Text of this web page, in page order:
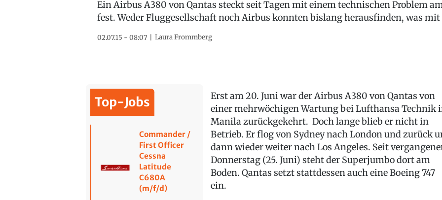
Ein Airbus A380 von Qantas steckt seit Tagen mit einem technischen Problem
fest. Weder Fluggesellschaft noch Airbus konnten bislang herausfinden, was
02.07.15 - 08:07 Laura Frommberg
Top-Jobs
Commander /
First Officer
Cessna
Latitude
C680A
(m/f/d)
Erst am 20. Juni war der Airbus A380 von Qantas von
einer mehrwöchigen Wartung bei Lufthansa Technik
Manila zurückgekehrt. Doch lange blieb er nicht in
Betrieb. Er flog von Sydney nach London und zurück
dann wieder weiter nach Los Angeles. Seit
Donnerstag (25. Juni) steht der Superjumbo dort am
Boden. Qantas setzt stattdessen auch eine Boeing 747
ein.